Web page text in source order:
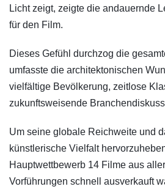
Licht zeigt, zeigte die andauernde
für den Film.
Dieses Gefühl durchzog die
umfasste die architektonischen
vielfältige Bevölkerung, zeitlose
zukunftsweisende
Um seine globale Reichweite und
künstlerische Vielfalt
Hauptwettbewerb 14 Filme aus
Vorführungen schnell ausverkauft